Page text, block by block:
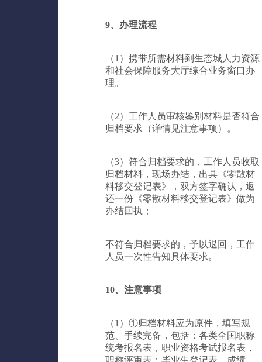
9、办理流程
（1）携带所需材料到生态城人力资源
和社会保障服务大厅综合业务窗口办
理。
（2）工作人员审核鉴别材料是否符合
归档要求（详情见注意事项）。
（3）符合归档要求的，工作人员收取
归档材料，现场办结，出具《零散材
料移交登记表》，双方签字确认，返
还一份《零散材料移交登记表》做为
办结回执；
不符合归档要求的，予以退回，工作
人员一次性告知具体要求。
10、注意事项
（1）①归档材料应为原件，填写规
范、手续完备，包括：各类全国职称
统考报名表，职业资格考试报名表，